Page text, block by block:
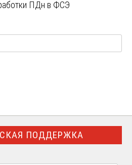
ПДн в ФСЭ
ПОДДЕРЖКА